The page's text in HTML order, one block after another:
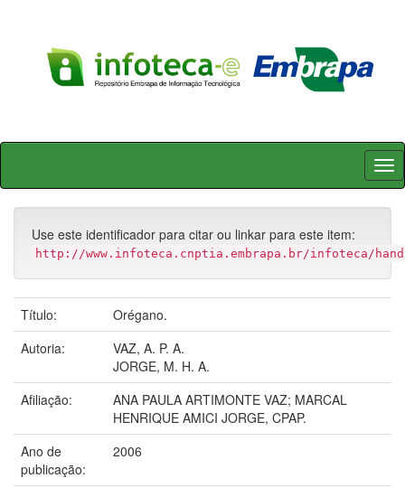
Skip
Use este identificador para citar ou linkar para este item:
http://www.infoteca.cnptia.embrapa.br/infoteca/
Título:
Orégano.
Autoria:
VAZ, A. P. A.
JORGE, M. H. A.
Afiliação:
ANA PAULA ARTIMONTE VAZ; MARCAL
HENRIQUE AMICI JORGE, CPAP.
Ano de
publicação:
2006